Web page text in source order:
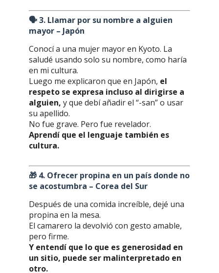
🗣️3. Llamar por su nombre a alguien
mayor – Japón
Conocí a una mujer mayor en Kyoto. La
saludé usando solo su nombre, como haría
en mi cultura.
Luego me explicaron que en Japón, el
respeto se expresa incluso al dirigirse a
alguien, y que debí añadir el “-san” o usar
su apellido.
No fue grave. Pero fue revelador.
Aprendí que el lenguaje también es
cultura.
🎁 4. Ofrecer propina en un país donde no
se acostumbra – Corea del Sur
Después de una comida increíble, dejé una
propina en la mesa.
El camarero la devolvió con gesto amable,
pero firme.
Y entendí que lo que es generosidad en
un sitio, puede ser malinterpretado en
otro.